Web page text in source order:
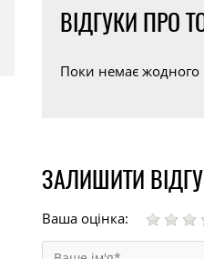
ВІДГУКИ ПРО
Поки немає жодного
ЗАЛИШИТИ
Ваша оцінка: